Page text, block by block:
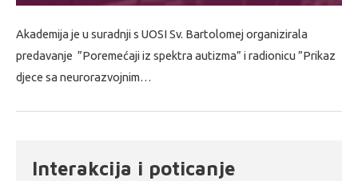
Akademija je u suradnji s UOSI Sv. Bartolomej organizirala
predavanje ”Poremećaji iz spektra autizma” i radionicu ”Prikaz
djece sa neurorazvojnim…
Interakcija i poticanje